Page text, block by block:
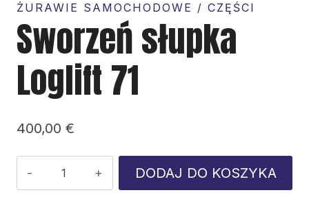
ŻURAWIE SAMOCHODOWE / CZĘŚCI
Sworzeń słupka
Loglift 71
400,00 €
Sworzeń
DODAJ DO KOSZYKA